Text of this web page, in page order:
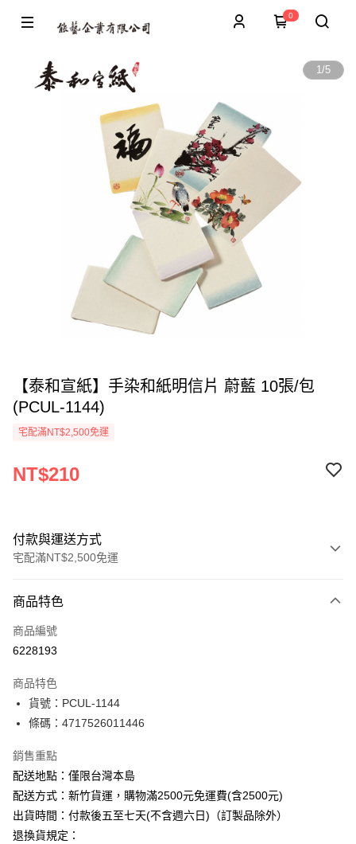
0
1/5
【泰和宣紙】手染和紙明信片 蔚藍 10張/包
(PCUL-1144)
宅配滿NT$2,500免運
NT$210
付款與運送方式
宅配滿NT$2,500免運
信用卡一次付款
Apple Pay
悠遊付
ATM付款
運送方式
下單前請先詢問庫存
每筆NT$130，滿NT$2,500(含以上)免運費
商品特色
商品編號
6228193
商品特色
貨號：PCUL-1144
條碼：4717526011446
銷售重點
配送地點：僅限台灣本島
配送方式：新竹貨運，購物滿2500元免運費(含2500元)
出貨時間：付款後五至七天(不含週六日)（訂製品除外）
退換貨規定：